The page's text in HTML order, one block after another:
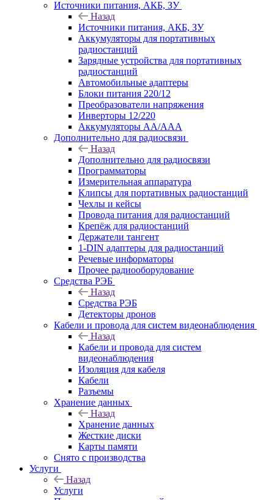
Источники питания, АКБ, ЗУ
Назад
Источники питания, АКБ, ЗУ
Аккумуляторы для портативных
радиостанций
Зарядные устройства для портативных
радиостанций
Автомобильные адаптеры
Блоки питания 220/12
Преобразователи напряжения
Инверторы 12/220
Аккумуляторы АА/ААА
Дополнительно для радиосвязи
Назад
Дополнительно для радиосвязи
Программаторы
Измерительная аппаратура
Клипсы для портативных радиостанций
Чехлы и кейсы
Провода питания для радиостанций
Крепёж для радиостанций
Держатели тангент
1-DIN адаптеры для радиостанций
Речевые информаторы
Прочее радиооборудование
Средства РЭБ
Назад
Средства РЭБ
Детекторы дронов
Кабели и провода для систем видеонаблюдения
Назад
Кабели и провода для систем
видеонаблюдения
Изоляция для кабеля
Кабели
Разъемы
Хранение данных
Назад
Хранение данных
Жесткие диски
Карты памяти
Снято с производства
Услуги
Назад
Услуги